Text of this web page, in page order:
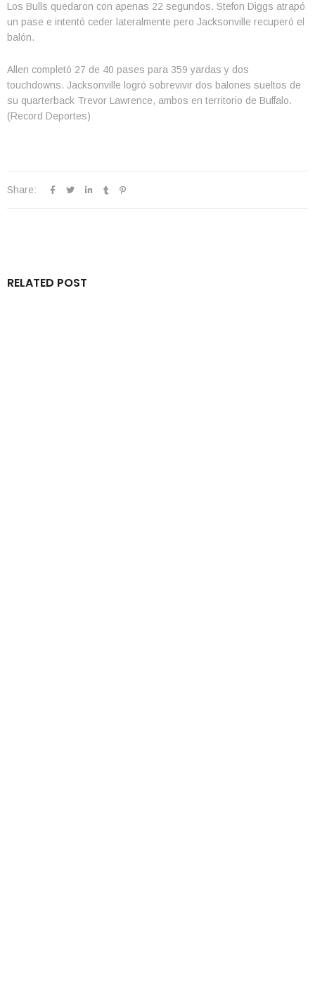
Los Bulls quedaron con apenas 22 segundos. Stefon Diggs atrapó
un pase e intentó ceder lateralmente pero Jacksonville recuperó el
balón.
Allen completó 27 de 40 pases para 359 yardas y dos
touchdowns. Jacksonville logró sobrevivir dos balones sueltos de
su quarterback Trevor Lawrence, ambos en territorio de Buffalo.
(Record Deportes)
Share:
RELATED POST